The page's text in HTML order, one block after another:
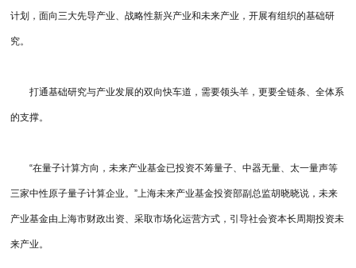
计划，面向三大先导产业、战略性新兴产业和未来产业，开展有组织的基础研
究。
打通基础研究与产业发展的双向快车道，需要领头羊，更要全链条、全体系
的支撑。
“在量子计算方向，未来产业基金已投资不筹量子、中器无量、太一量声等
三家中性原子量子计算企业。”上海未来产业基金投资部副总监胡晓晓说，未来
产业基金由上海市财政出资、采取市场化运营方式，引导社会资本长周期投资未
来产业。